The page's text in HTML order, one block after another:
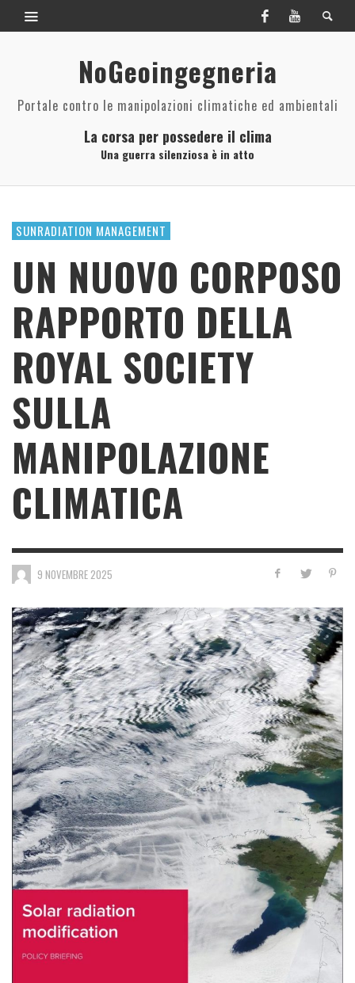
NoGeoingegneria
Portale contro le manipolazioni climatiche ed ambientali
La corsa per possedere il clima
Una guerra silenziosa è in atto
SUNRADIATION MANAGEMENT
UN NUOVO CORPOSO
RAPPORTO DELLA
ROYAL SOCIETY
SULLA
MANIPOLAZIONE
CLIMATICA
9 NOVEMBRE 2025